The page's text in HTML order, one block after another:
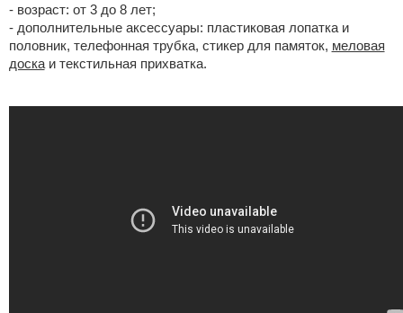
- возраст: от 3 до 8 лет;
- дополнительные аксессуары: пластиковая лопатка и
половник, телефонная трубка, стикер для памяток, меловая
доскаи текстильная прихватка.